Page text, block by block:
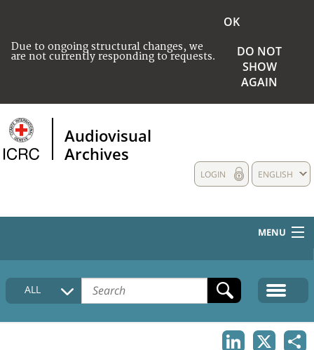
Due to ongoing structural changes, we
are not currently responding to requests.
OK
DO NOT
SHOW
AGAIN
Audiovisual
Archives
ENGLISH
LOGIN
MENU
HOME
COLLECTIONS DESCRIPTION
ALL